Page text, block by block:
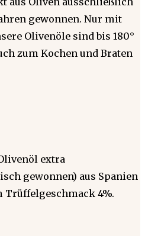
gewonnen. Nur mit
Olivenöle sind bis 180°
zum Kochen und Braten
extra
gewonnen) aus Spanien
Trüffelgeschmack 4%.